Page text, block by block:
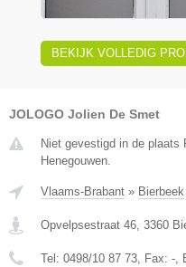
BEKIJK VOLLEDIG
JOLOGO Jolien De Smet
Niet gevestigd in de plaats
Henegouwen.
Vlaams-Brabant » Bierbeek
Opvelpsestraat 46, 3360
Tel: 0498/10 87 73, Fax: -,